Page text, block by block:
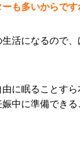
も多いからです
活になるので
に眠ることす
中に準備できる